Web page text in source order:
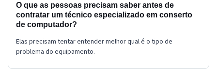
O que as pessoas precisam saber antes de
contratar um técnico especializado em conserto
de computador?
Elas precisam tentar entender melhor qual é o tipo de
problema do equipamento.